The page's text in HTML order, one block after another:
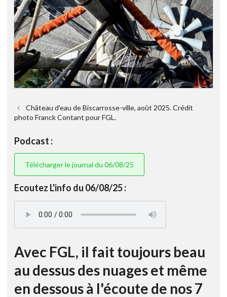
Château d'eau de Biscarrosse-ville, août 2025. Crédit
photo Franck Contant pour FGL.
Podcast :
Télécharger le journal du 06/08/25
Ecoutez L'info du 06/08/25 :
Avec FGL, il fait toujours beau
au dessus des nuages et même
en dessous à l'écoute de nos 7